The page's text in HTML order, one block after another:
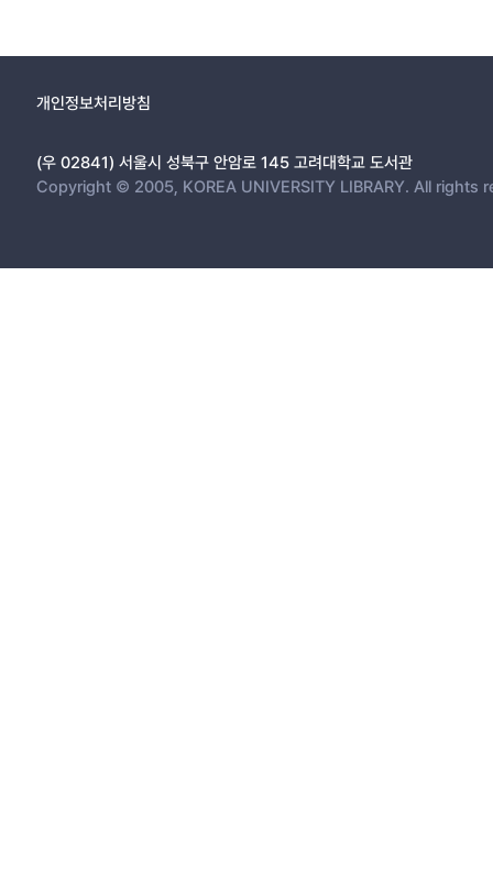
개인정보처리방침
(우 02841) 서울시 성북구 안암로 145 고려대학교 도서관
Copyright © 2005, KOREA UNIVERSITY LIBRARY. All rights